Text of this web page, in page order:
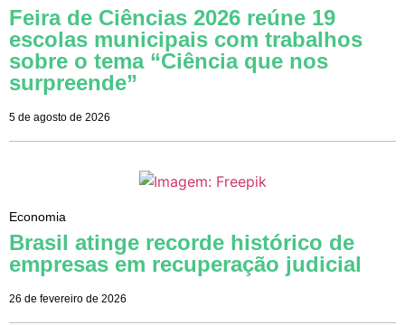
Feira de Ciências 2026 reúne 19
escolas municipais com trabalhos
sobre o tema “Ciência que nos
surpreende”
5 de agosto de 2026
Economia
Brasil atinge recorde histórico de
empresas em recuperação judicial
26 de fevereiro de 2026